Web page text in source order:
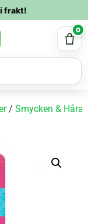
frakt!
0
/ Smycken &